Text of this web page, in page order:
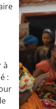
à
: